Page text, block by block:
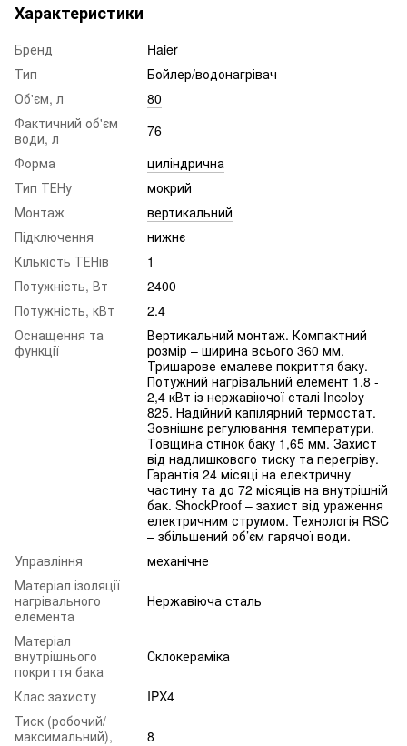
Характеристики
Бренд
Haier
Тип
Бойлер/водонагрівач
Об'єм, л
80
Фактичний об'єм
води, л
76
Форма
циліндрична
Тип ТЕНу
мокрий
Монтаж
вертикальний
Підключення
нижнє
Кількість ТЕНів
1
Потужність, Вт
2400
Потужність, кВт
2.4
Оснащення та
функції
Вертикальний монтаж. Компактний
розмір – ширина всього 360 мм.
Тришарове емалеве покриття баку.
Потужний нагрівальний елемент 1,8 -
2,4 кВт із нержавіючої сталі Incoloy
825. Надійний капілярний термостат.
Зовнішнє регулювання температури.
Товщина стінок баку 1,65 мм. Захист
від надлишкового тиску та перегріву.
Гарантія 24 місяці на електричну
частину та до 72 місяців на внутрішній
бак. ShockРroof – захист від ураження
електричним струмом. Технологія RSC
– збільшений об’єм гарячої води.
Управління
механічне
Матеріал ізоляції
нагрівального
елемента
Нержавіюча сталь
Матеріал
внутрішнього
покриття бака
Склокераміка
Клас захисту
IPX4
Тиск (робочий/
максимальний),
8